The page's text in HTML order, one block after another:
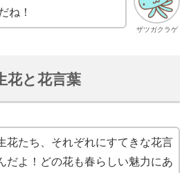
ザツガクラゲ
ね！
花と花言葉
花たち、それぞれにすてきな花言
だよ！どの花も春らしい魅力にあ